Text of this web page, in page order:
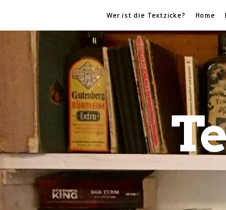
Wer ist die Textzicke? Home